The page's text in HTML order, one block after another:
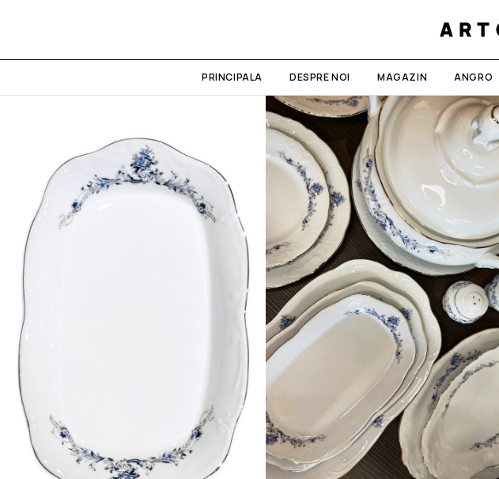
PRINCIPALA DESPRE NOI MAGAZIN ANGRO